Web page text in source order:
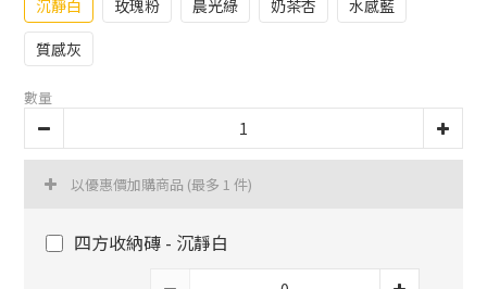
沉靜白 玫瑰粉 晨光綠 奶茶杏
水感藍
質感灰
數量
以優惠價加購商品 (最多 1 件)
四方收納磚 - 沉靜白